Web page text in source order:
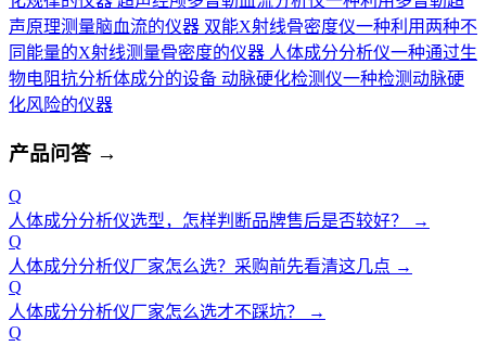
声原理测量脑血流的仪器 双能X射线骨密度仪一种利用两种不
同能量的X射线测量骨密度的仪器 人体成分分析仪一种通过生
物电阻抗分析体成分的设备 动脉硬化检测仪一种检测动脉硬
化风险的仪器
产品问答 →
Q
人体成分分析仪选型，怎样判断品牌售后是否较好？
→
Q
人体成分分析仪厂家怎么选？采购前先看清这几点 →
Q
人体成分分析仪厂家怎么选才不踩坑？
→
Q